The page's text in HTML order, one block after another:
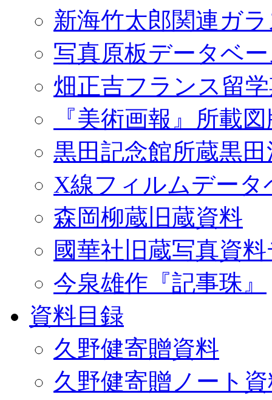
新海竹太郎関連ガ
写真原板データベ
畑正吉フランス留
『美術画報』所載
黒田記念館所蔵黒
X線フィルムデータ
森岡柳蔵旧蔵資料
國華社旧蔵写真資
今泉雄作『記事珠』
資料目録
久野健寄贈資料
久野健寄贈ノート